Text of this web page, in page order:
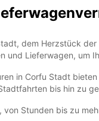
dem Herzstück
und Lieferwagen, um
in Corfu Stadt
bis hin zu
von Stunden bis zu